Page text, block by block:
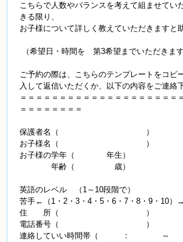
こちらで人数やバランスを考えて組ませてい
きる限り、
お子様について詳しく教えていただきますと
（希望日・時間を 第3希望までいただきます
ご予約の際は、こちらのテンプレートをコピ
入して返信いただくか、以下の内容をご連絡
＝＝＝＝＝＝＝＝＝＝＝＝＝＝＝＝＝＝＝＝
＝＝＝＝＝＝＝＝
保護者名（ ）
お子様名（ ）
お子様の学年（ 年生）
年齢（ 歳）
英語のレベル （1～10段階で）
苦手←（1・2・3・4・5・6・7・8・9・10）
住 所（ ）
電話番号（ ）
連絡していい時間帯（